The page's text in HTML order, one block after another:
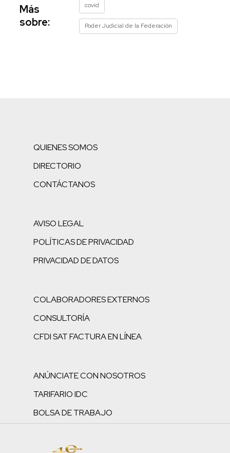
Más
sobre:
covid
Poder Judicial de la Federación
QUIENES SOMOS
DIRECTORIO
CONTÁCTANOS
AVISO LEGAL
POLÍTICAS DE PRIVACIDAD
PRIVACIDAD DE DATOS
COLABORADORES EXTERNOS
CONSULTORÍA
CFDI SAT FACTURA EN LÍNEA
ANÚNCIATE CON NOSOTROS
TARIFARIO IDC
BOLSA DE TRABAJO